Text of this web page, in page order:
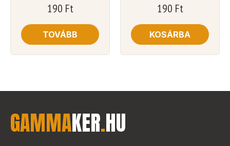
190 Ft
TOVÁBB
190 Ft
KOSÁRBA
GAMMAKER.HU